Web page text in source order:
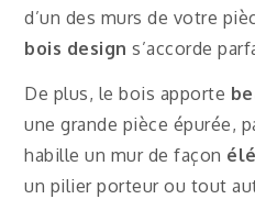
d’un des murs de votre
bois design s’accorde
De plus, le bois apporte
une grande pièce épurée,
habille un mur de façon
un pilier porteur ou tout